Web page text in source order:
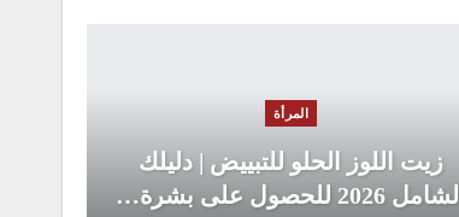
المرأة
زيت اللوز الحلو للتبييض | دليلك
الشامل 2026 للحصول على بشرة…